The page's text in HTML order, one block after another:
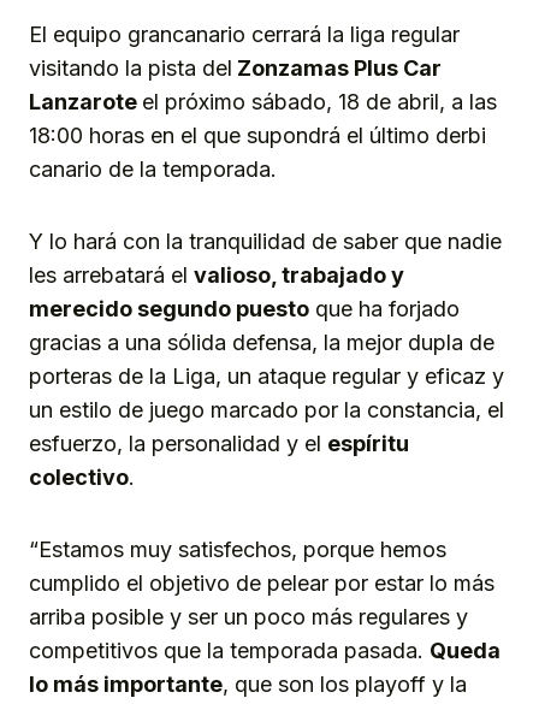
El equipo grancanario cerrará la liga regular
visitando la pista del Zonzamas Plus Car
Lanzarote el próximo sábado, 18 de abril, a las
18:00 horas en el que supondrá el último derbi
canario de la temporada.
Y lo hará con la tranquilidad de saber que nadie
les arrebatará el valioso, trabajado y
merecido segundo puesto que ha forjado
gracias a una sólida defensa, la mejor dupla de
porteras de la Liga, un ataque regular y eficaz y
un estilo de juego marcado por la constancia, el
esfuerzo, la personalidad y el espíritu
colectivo.
“Estamos muy satisfechos, porque hemos
cumplido el objetivo de pelear por estar lo más
arriba posible y ser un poco más regulares y
competitivos que la temporada pasada. Queda
lo más importante, que son los playoff y la